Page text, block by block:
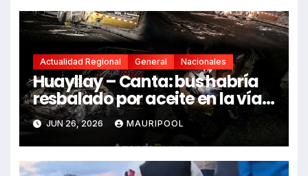
Actualidad Regional General Nacionales
Huayllay – Canta: bus habría
resbalado por aceite en la vía e
impactó auto siniestrado
dejando dos fallecidos
JUN 26, 2026 MAURIPOOL